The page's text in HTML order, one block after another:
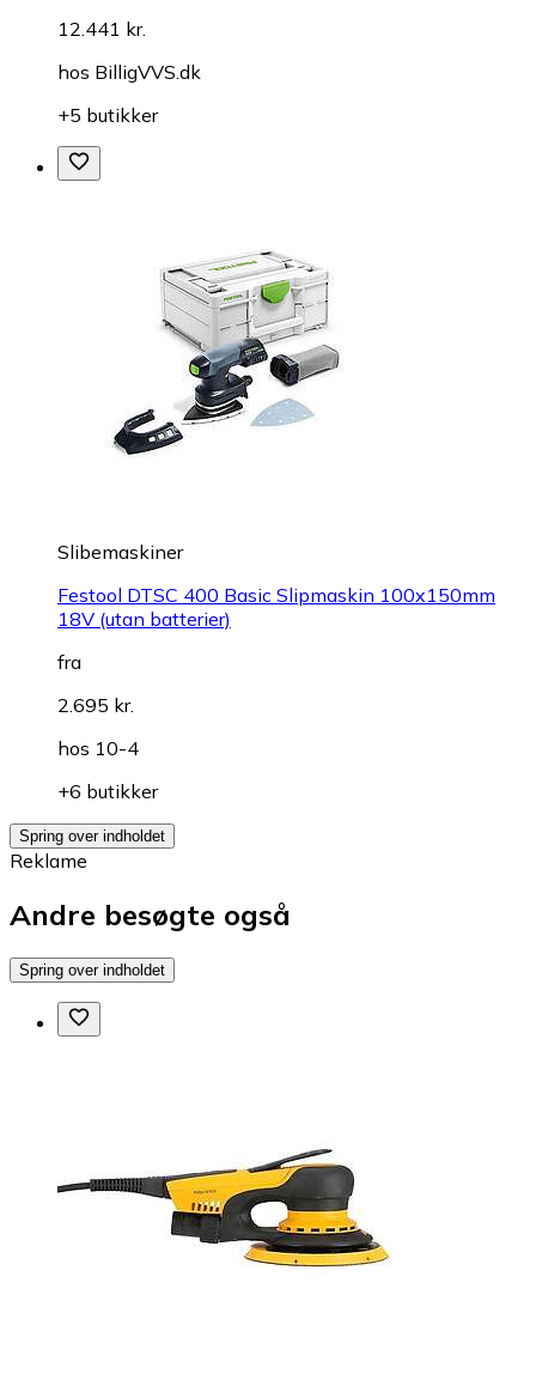
12.441 kr.
hos BilligVVS.dk
+5 butikker
Slibemaskiner
Festool DTSC 400 Basic Slipmaskin 100x150mm
18V (utan batterier)
fra
2.695 kr.
hos 10-4
+6 butikker
Spring over indholdet
Reklame
Andre besøgte også
Spring over indholdet